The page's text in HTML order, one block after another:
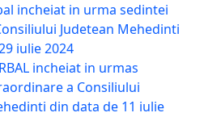
incheiat in urma sedintei
Judetean Mehedinti
iulie 2024
incheiat in urmas
a Consiliului
din data de 11 iulie